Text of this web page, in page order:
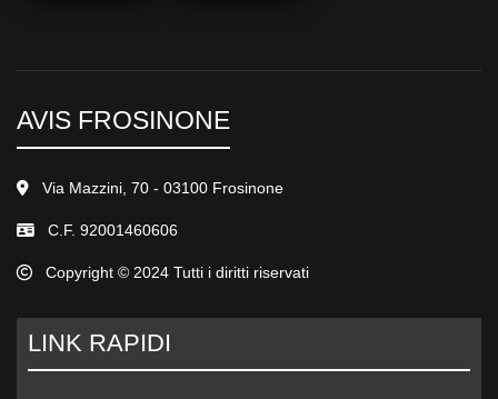
AVIS FROSINONE
Via Mazzini, 70 - 03100 Frosinone
C.F. 92001460606
Copyright © 2024 Tutti i diritti riservati
LINK RAPIDI